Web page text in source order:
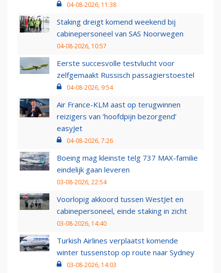
04-08-2026, 11:38
Staking dreigt komend weekend bij
cabinepersoneel van SAS Noorwegen
04-08-2026, 10:57
Eerste succesvolle testvlucht voor
zelfgemaakt Russisch passagierstoestel
04-08-2026, 9:54
Air France-KLM aast op terugwinnen
reizigers van ‘hoofdpijn bezorgend’
easyJet
04-08-2026, 7:26
Boeing mag kleinste telg 737 MAX-familie
eindelijk gaan leveren
03-08-2026, 22:54
Voorlopig akkoord tussen WestJet en
cabinepersoneel, einde staking in zicht
03-08-2026, 14:40
Turkish Airlines verplaatst komende
winter tussenstop op route naar Sydney
03-08-2026, 14:03